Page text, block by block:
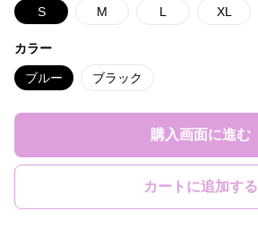
S M L XL
カラー
ブルー ブラック
購入画面に進む
カートに追加する